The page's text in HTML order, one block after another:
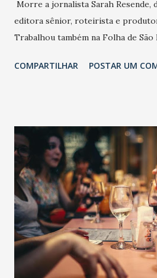
Morre a jornalista Sarah Resende,
editora sênior, roteirista e
Trabalhou também na Folha de São
COMPARTILHAR POSTAR UM